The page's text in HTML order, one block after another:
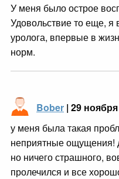
У меня было острое
Удовольствие то еще,
уролога, впервые в
норм.
Bober | 29
у меня была такая
неприятные ощущения!
но ничего страшного,
пролечился и все